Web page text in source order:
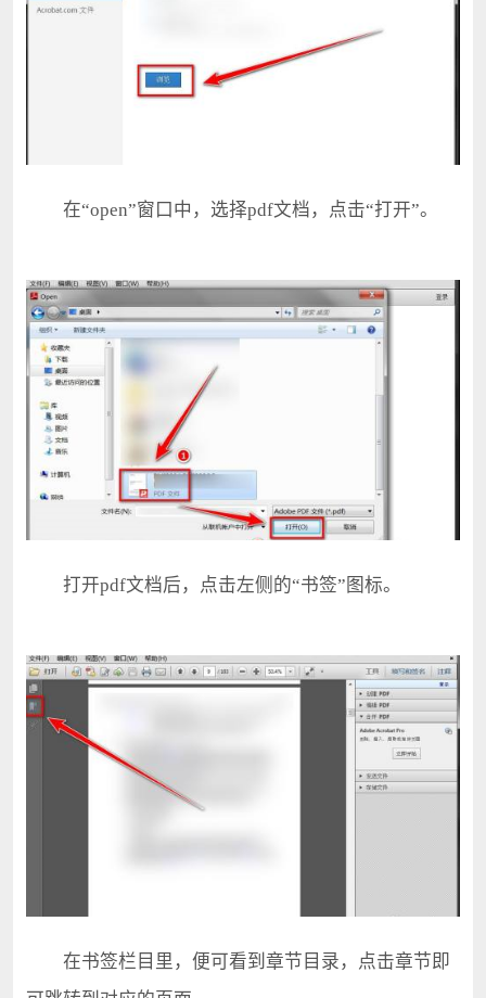
在“open”窗口中，选择pdf文档，点击“打开”。
打开pdf文档后，点击左侧的“书签”图标。
在书签栏目里，便可看到章节目录，点击章节即